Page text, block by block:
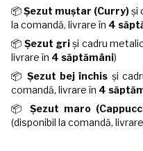
📦Șezut muștar (Curry)și
la comandă, livrare în 4
📦 Șezut griși cadru
livrare în 4 săptămâni)
📦 Șezut bej închis și
comandă, livrare în 4
📦 Șezut maro
(disponibil la comandă,